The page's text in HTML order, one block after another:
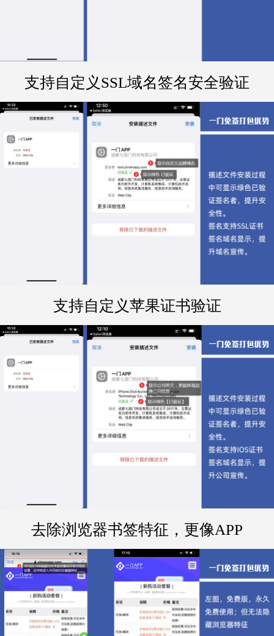
支持自定义SSL域名签名安全验证
支持自定义苹果证书验证
去除浏览器书签特征，更像APP